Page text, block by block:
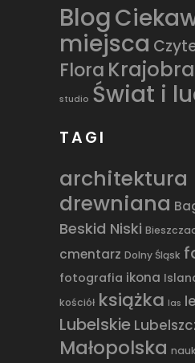
Blog
miejsca
Flora
studio Świat i
TAGI
architektura
drewniana
Beskid Niski
cmentarz Dolny Śląsk
fotografia ikona
kościół książka las
Lubelskie
Małopolska